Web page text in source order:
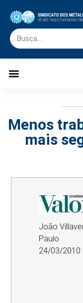
Menos
mais
João
Paulo
24/03/2010